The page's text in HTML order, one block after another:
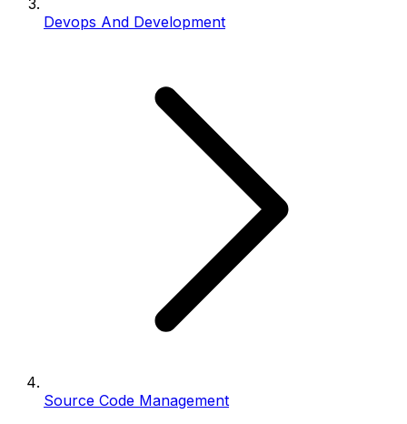
Devops And Development
Source Code Management